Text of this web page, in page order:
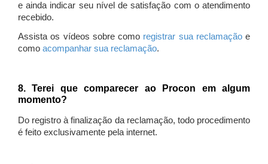
e ainda indicar seu nível de satisfação com o atendimento
recebido.
Assista os vídeos sobre como registrar sua reclamaçãoe
como acompanhar sua reclamação.
8. Terei que comparecer ao Procon em algum
momento?
Do registro à finalização da reclamação, todo procedimento
é feito exclusivamente pela internet.